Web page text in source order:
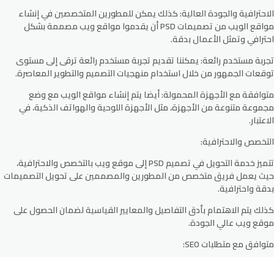
الاحترافية والجودة العالية:كذلك يمكن للمطورين المتخصصين في إنشاء
مواقع الويب من تصميمات PSD أن يقدموا مواقع ويب مصممة بشكل
احترافي وتمثل الأعمال بدقة.
تجربة مستخدم رائعة:يمكننا تقديم تجربة مستخدم رائعة ترقى إلى مستوى
توقعات الجمهور من خلال استخدام منهجيات التصميم والتطوير المعاصرة.
متوافقة مع الأجهزة المحمولة:أيضا يتم إنشاء مواقع الويب مع وضع
مجموعة متنوعة من الأجهزة، مثل الأجهزة اللوحية والهواتف الذكية، في
الاعتبار.
التخصص والاحترافية:
تتميز خدمة التحويل في تصميم PSD إلى موقع ويب بالتخصص والاحترافية،
حيث يعمل فريق متخصص من المطورين والمصممين على تحويل التصميمات
بدقة واحترافية.
كذلك يتم الاهتمام بأدق التفاصيل والمعايير القياسية لضمان الحصول على
موقع ويب عالي الجودة.
متوافق مع متطلبات SEO: